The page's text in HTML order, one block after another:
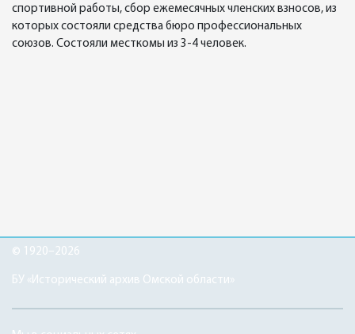
спортивной работы, сбор ежемесячных членских взносов, из
которых состояли средства бюро профессиональных
союзов. Состояли месткомы из 3-4 человек.
© 1920–2026
БУ «Исторический архив Омской области»